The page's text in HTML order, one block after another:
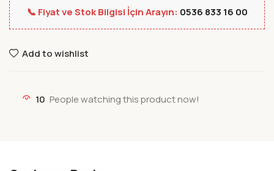
📞 Fiyat ve Stok Bilgisi İçin Arayın: 0536 833 16 00
Add to wishlist
10 People watching this product now!